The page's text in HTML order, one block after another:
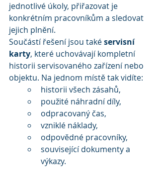
jednotlivé úkoly, přiřazovat je
konkrétním pracovníkům a sledovat
jejich plnění.
Součástí řešení jsou také servisní
karty, které uchovávají kompletní
historii servisovaného zařízení nebo
objektu. Na jednom místě tak vidíte:
historii všech zásahů,
použité náhradní díly,
odpracovaný čas,
vzniklé náklady,
odpovědné pracovníky,
související dokumenty a
výkazy.